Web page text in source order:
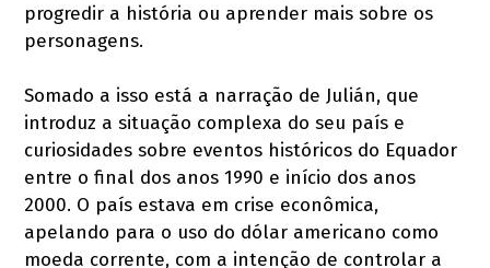
progredir a história ou aprender mais sobre os
personagens.
Somado a isso está a narração de Julián, que
introduz a situação complexa do seu país e
curiosidades sobre eventos históricos do Equador
entre o final dos anos 1990 e início dos anos
2000. O país estava em crise econômica,
apelando para o uso do dólar americano como
moeda corrente, com a intenção de controlar a